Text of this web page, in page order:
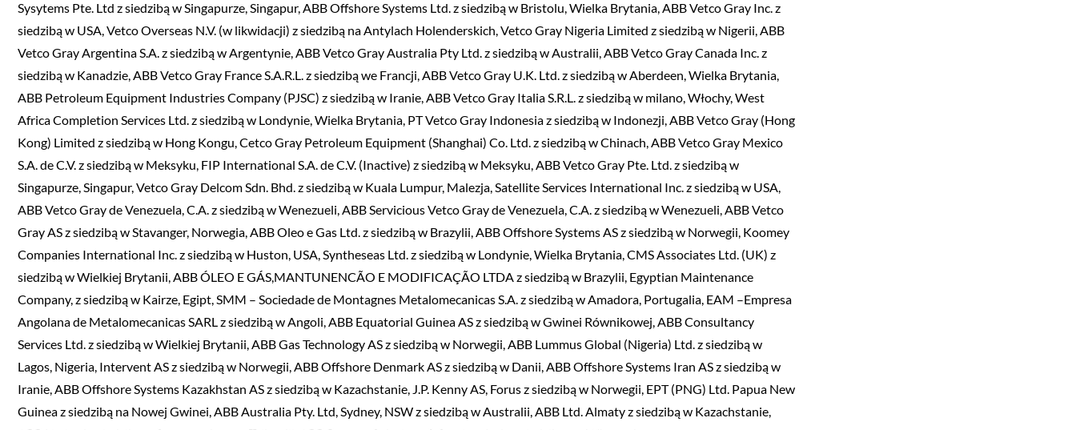
Sysytems Pte. Ltd z siedzibą w Singapurze, Singapur, ABB Offshore Systems Ltd. z siedzibą w Bristolu, Wielka Brytania, ABB Vetco Gray Inc. z
siedzibą w USA, Vetco Overseas N.V. (w likwidacji) z siedzibą na Antylach Holenderskich, Vetco Gray Nigeria Limited z siedzibą w Nigerii, ABB
Vetco Gray Argentina S.A. z siedzibą w Argentynie, ABB Vetco Gray Australia Pty Ltd. z siedzibą w Australii, ABB Vetco Gray Canada Inc. z
siedzibą w Kanadzie, ABB Vetco Gray France S.A.R.L. z siedzibą we Francji, ABB Vetco Gray U.K. Ltd. z siedzibą w Aberdeen, Wielka Brytania,
ABB Petroleum Equipment Industries Company (PJSC) z siedzibą w Iranie, ABB Vetco Gray Italia S.R.L. z siedzibą w milano, Włochy, West
Africa Completion Services Ltd. z siedzibą w Londynie, Wielka Brytania, PT Vetco Gray Indonesia z siedzibą w Indonezji, ABB Vetco Gray (Hong
Kong) Limited z siedzibą w Hong Kongu, Cetco Gray Petroleum Equipment (Shanghai) Co. Ltd. z siedzibą w Chinach, ABB Vetco Gray Mexico
S.A. de C.V. z siedzibą w Meksyku, FIP International S.A. de C.V. (Inactive) z siedzibą w Meksyku, ABB Vetco Gray Pte. Ltd. z siedzibą w
Singapurze, Singapur, Vetco Gray Delcom Sdn. Bhd. z siedzibą w Kuala Lumpur, Malezja, Satellite Services International Inc. z siedzibą w USA,
ABB Vetco Gray de Venezuela, C.A. z siedzibą w Wenezueli, ABB Servicious Vetco Gray de Venezuela, C.A. z siedzibą w Wenezueli, ABB Vetco
Gray AS z siedzibą w Stavanger, Norwegia, ABB Oleo e Gas Ltd. z siedzibą w Brazylii, ABB Offshore Systems AS z siedzibą w Norwegii, Koomey
Companies International Inc. z siedzibą w Huston, USA, Syntheseas Ltd. z siedzibą w Londynie, Wielka Brytania, CMS Associates Ltd. (UK) z
siedzibą w Wielkiej Brytanii, ABB ÓLEO E GÁS,MANTUNENCÃO E MODIFICAÇÃO LTDA z siedzibą w Brazylii, Egyptian Maintenance
Company, z siedzibą w Kairze, Egipt, SMM – Sociedade de Montagnes Metalomecanicas S.A. z siedzibą w Amadora, Portugalia, EAM –Empresa
Angolana de Metalomecanicas SARL z siedzibą w Angoli, ABB Equatorial Guinea AS z siedzibą w Gwinei Równikowej, ABB Consultancy
Services Ltd. z siedzibą w Wielkiej Brytanii, ABB Gas Technology AS z siedzibą w Norwegii, ABB Lummus Global (Nigeria) Ltd. z siedzibą w
Lagos, Nigeria, Intervent AS z siedzibą w Norwegii, ABB Offshore Denmark AS z siedzibą w Danii, ABB Offshore Systems Iran AS z siedzibą w
Iranie, ABB Offshore Systems Kazakhstan AS z siedzibą w Kazachstanie, J.P. Kenny AS, Forus z siedzibą w Norwegii, EPT (PNG) Ltd. Papua New
Guinea z siedzibą na Nowej Gwinei, ABB Australia Pty. Ltd, Sydney, NSW z siedzibą w Australii, ABB Ltd. Almaty z siedzibą w Kazachstanie,